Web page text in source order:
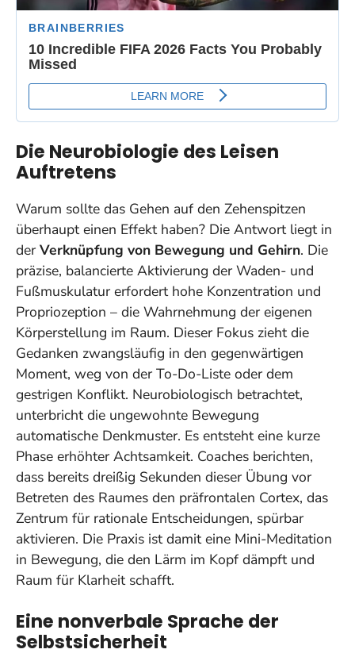
Die Neurobiologie des Leisen
Auftretens
Warum sollte das Gehen auf den Zehenspitzen
überhaupt einen Effekt haben? Die Antwort liegt in
der Verknüpfung von Bewegung und Gehirn. Die
präzise, balancierte Aktivierung der Waden- und
Fußmuskulatur erfordert hohe Konzentration und
Propriozeption – die Wahrnehmung der eigenen
Körperstellung im Raum. Dieser Fokus zieht die
Gedanken zwangsläufig in den gegenwärtigen
Moment, weg von der To-Do-Liste oder dem
gestrigen Konflikt. Neurobiologisch betrachtet,
unterbricht die ungewohnte Bewegung
automatische Denkmuster. Es entsteht eine kurze
Phase erhöhter Achtsamkeit. Coaches berichten,
dass bereits dreißig Sekunden dieser Übung vor
Betreten des Raumes den präfrontalen Cortex, das
Zentrum für rationale Entscheidungen, spürbar
aktivieren. Die Praxis ist damit eine Mini-Meditation
in Bewegung, die den Lärm im Kopf dämpft und
Raum für Klarheit schafft.
Eine nonverbale Sprache der
Selbstsicherheit